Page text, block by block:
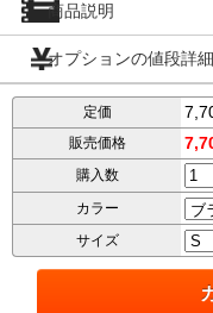
商品説明
オプションの値段詳細
定価
販売価格
購入数
カラー
サイズ